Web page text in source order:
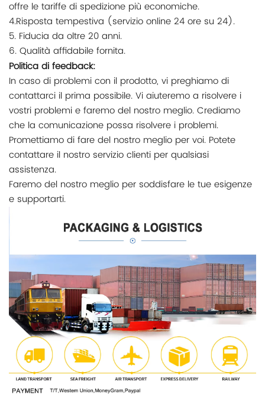
offre le tariffe di spedizione più economiche.
4.Risposta tempestiva (servizio online 24 ore su 24).
5. Fiducia da oltre 20 anni.
6. Qualità affidabile fornita.
Politica di feedback:
In caso di problemi con il prodotto, vi preghiamo di
contattarci il prima possibile. Vi aiuteremo a risolvere i
vostri problemi e faremo del nostro meglio. Crediamo
che la comunicazione possa risolvere i problemi.
Promettiamo di fare del nostro meglio per voi. Potete
contattare il nostro servizio clienti per qualsiasi
assistenza.
Faremo del nostro meglio per soddisfare le tue esigenze
e supportarti.